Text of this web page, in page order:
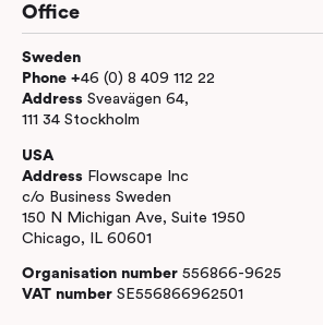
Office
Sweden
Phone +46 (0) 8 409 112 22
Address Sveavägen 64,
111 34 Stockholm
USA
Address Flowscape Inc
c/o Business Sweden
150 N Michigan Ave, Suite 1950
Chicago, IL 60601
Organisation number 556866-9625
VAT number SE556866962501